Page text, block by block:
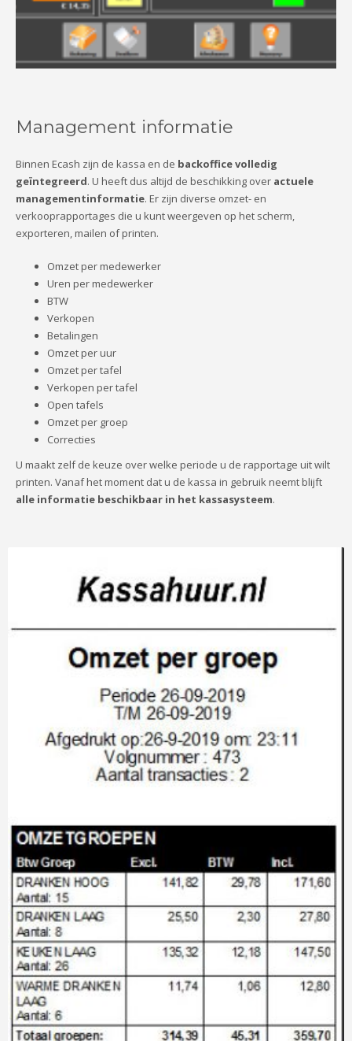
Management informatie
Binnen Ecash zijn de kassa en de backoffice volledig
geïntegreerd. U heeft dus altijd de beschikking over actuele
managementinformatie. Er zijn diverse omzet- en
verkooprapportages die u kunt weergeven op het scherm,
exporteren, mailen of printen.
Omzet per medewerker
Uren per medewerker
BTW
Verkopen
Betalingen
Omzet per uur
Omzet per tafel
Verkopen per tafel
Open tafels
Omzet per groep
Correcties
U maakt zelf de keuze over welke periode u de rapportage uit wilt
printen. Vanaf het moment dat u de kassa in gebruik neemt blijft
alle informatie beschikbaar in het kassasysteem.